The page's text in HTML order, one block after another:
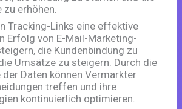
erhöhen.
Tracking-Links eine effektive
Erfolg von E-Mail-Marketing-
die Kundenbindung zu
Umsätze zu steigern. Durch die
Daten können Vermarkter
treffen und ihre
kontinuierlich optimieren.